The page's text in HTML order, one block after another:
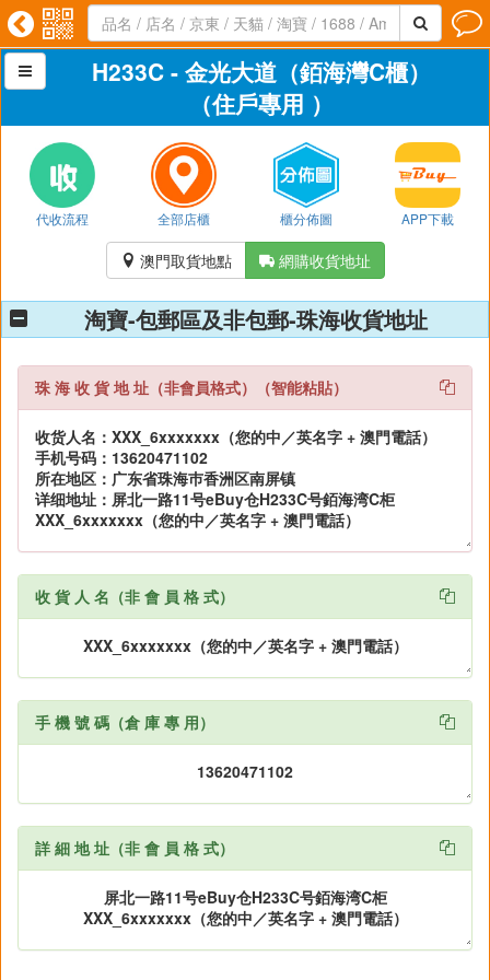
   

H233C - 金光大道（銆海灣C櫃）
（住戶專用 ）
代收流程 全部店櫃 櫃分佈圖 APP下載
 澳門取貨地點 網購收貨地址
淘寶-包郵區及非包郵-珠海收貨地址
珠 海 收 貨 地 址（非會員格式）（智能粘貼） 
收 貨 人 名（非 會 員 格 式） 
手 機 號 碼（倉 庫 專 用） 
詳 細 地 址（非 會 員 格 式） 